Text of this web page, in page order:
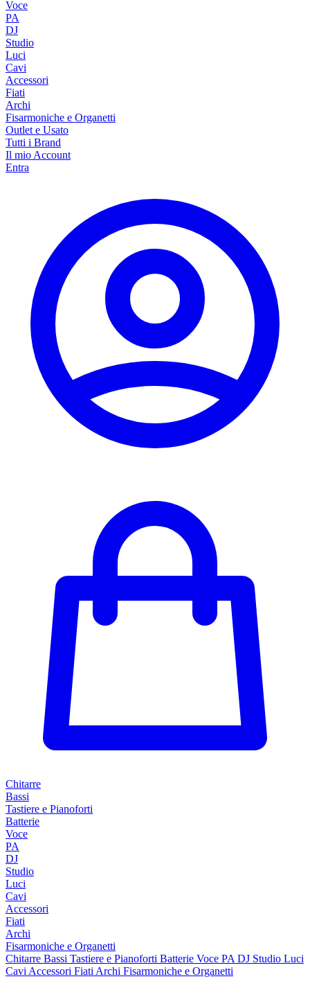
Voce
PA
DJ
Studio
Luci
Cavi
Accessori
Fiati
Archi
Fisarmoniche e Organetti
Outlet e Usato
Tutti i Brand
Il mio Account
Entra
Chitarre
Bassi
Tastiere e Pianoforti
Batterie
Voce
PA
DJ
Studio
Luci
Cavi
Accessori
Fiati
Archi
Fisarmoniche e Organetti
Chitarre Bassi Tastiere e Pianoforti Batterie Voce PA DJ Studio Luci
Cavi Accessori Fiati Archi Fisarmoniche e Organetti